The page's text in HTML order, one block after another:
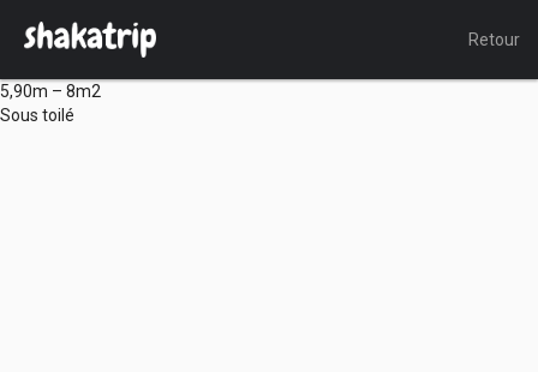
Retour
5,90m – 8m2
Sous toilé